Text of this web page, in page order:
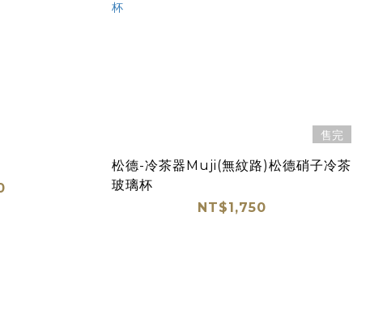
售完
松德-冷茶器Muji(無紋路)松德硝子冷茶
玻璃杯
NT$1,750